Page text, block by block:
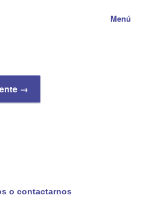
Menú
→
o contactarnos